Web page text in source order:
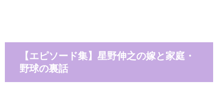
【エピソード集】星野伸之の嫁と家庭・
野球の裏話